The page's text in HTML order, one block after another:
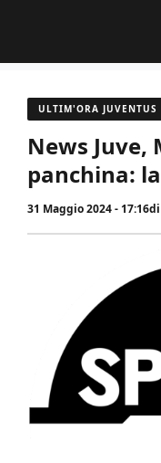
contenuto
ULTIM'ORA JUVENTUS
News
panchina:
31 Maggio 2024 - 17:16di